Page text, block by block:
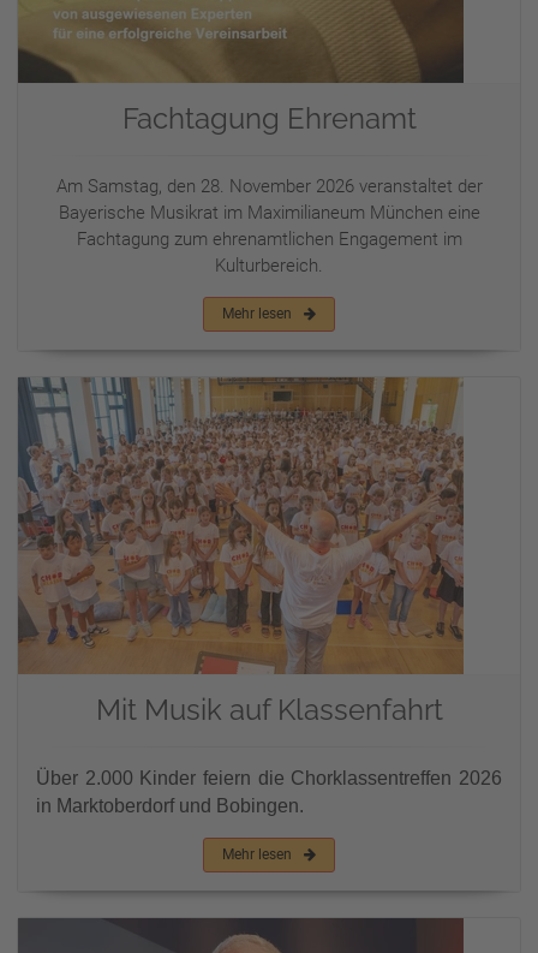
Fachtagung Ehrenamt
Am Samstag, den 28. November 2026 veranstaltet der
Bayerische Musikrat im Maximilianeum München eine
Fachtagung zum ehrenamtlichen Engagement im
Kulturbereich.
Mehr lesen
Mit Musik auf Klassenfahrt
Über 2.000 Kinder feiern die Chorklassentreffen 2026
in Marktoberdorf und Bobingen.
Mehr lesen